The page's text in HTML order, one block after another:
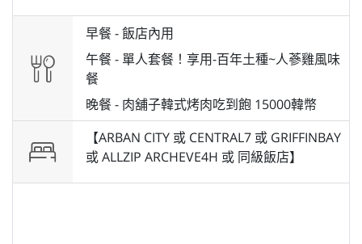
早餐 -飯店內用
午餐 - 單人套餐！享用-百年土種~人蔘雞風味
餐
晚餐 - 肉舖子韓式烤肉吃到飽 15000韓幣
【ARBAN CITY 或 CENTRAL7 或 GRIFFINBAY
或 ALLZIP ARCHEVE4H 或 同級飯店】